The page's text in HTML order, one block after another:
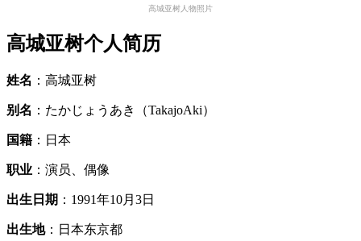
高城亚树人物照片
高城亚树个人简历
姓名 ：高城亚树
别名 ：たかじょうあき（TakajoAki）
国籍 ：日本
职业 ：演员、偶像
出生日期 ：1991年10月3日
出生地：日本东京都